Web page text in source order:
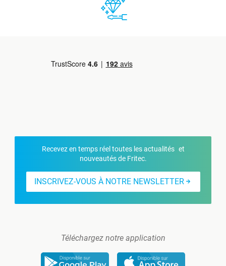
Recevez en temps réel toutes les actualités et
nouveautés de Fritec.
INSCRIVEZ-VOUS À NOTRE NEWSLETTER
Téléchargez notre application